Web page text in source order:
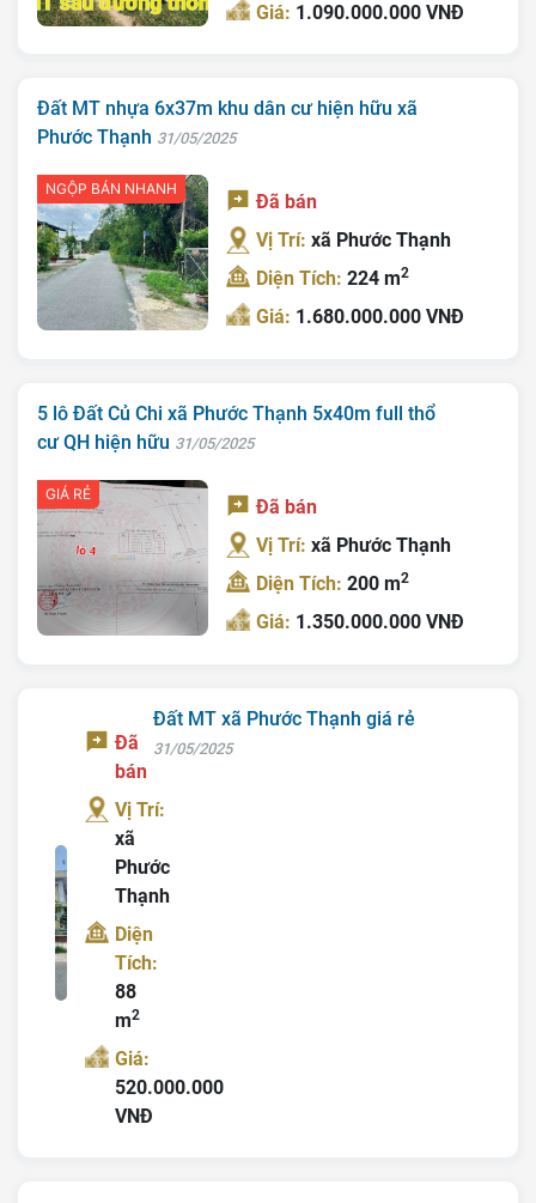
Giới Thiệu
Nhà Bán
Ký Gửi
Liên Hệ
Tin Tức
Giá: 1.090.000.000 VNĐ
Đất MT nhựa 6x37m khu dân cư hiện hữu xã
Phước Thạnh 31/05/2025
NGỘP BÁN NHANH
Đã bán
Vị Trí:xã Phước Thạnh
Diện Tích:224 m2
Giá: 1.680.000.000 VNĐ
5 lô Đất Củ Chi xã Phước Thạnh 5x40m full thổ
cư QH hiện hữu 31/05/2025
GIÁ RẺ
Đã bán
Vị Trí:xã Phước Thạnh
Diện Tích:200 m2
Giá: 1.350.000.000 VNĐ
Đất MT xã Phước Thạnh giá rẻ
31/05/2025
Đã
bán
Vị Trí:
xã
Phước
Thạnh
Diện
Tích:
88
m2
Giá:
520.000.000
VNĐ